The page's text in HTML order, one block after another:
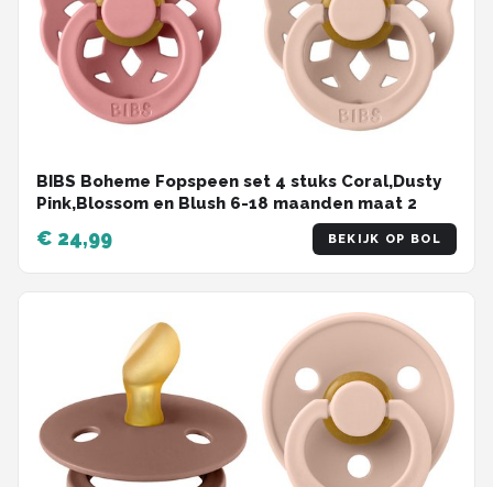
BIBS Boheme Fopspeen set 4 stuks Coral,Dusty
Pink,Blossom en Blush 6-18 maanden maat 2
€ 24,99 BEKIJK OP BOL